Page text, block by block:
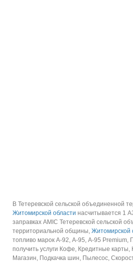
В Тетеревской сельской объединенной
Житомирской области насчитывается 1
заправках AMIC Тетеревской сельской
территориальной общины, Житомирской
топливо марок А-92, А-95, А-95 Premium,
получить услуги Кофе, Кредитные карты,
Магазин, Подкачка шин, Пылесос,